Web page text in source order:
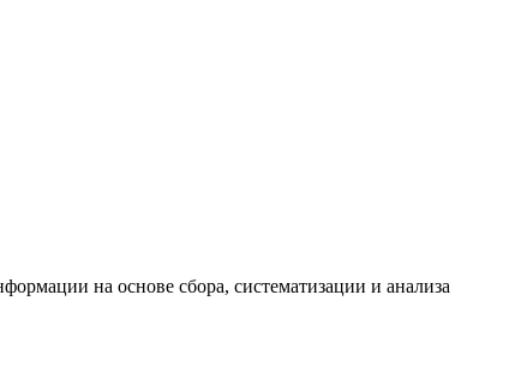
на основе сбора, систематизации и анализа